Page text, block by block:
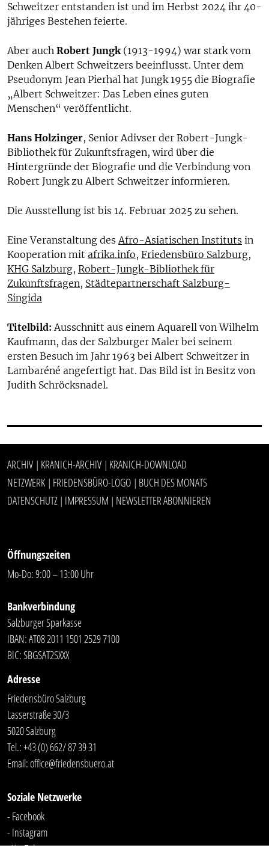
Schweitzer entstanden ist und im Herbst 2024 ihr 40-
jähriges Bestehen feierte.
Aber auch Robert Jungk(1913-1994) war stark vom
Denken Albert Schweitzers beeinflusst. Unter dem
Pseudonym Jean Pierhal hat Jungk 1955 die Biografie
„Albert Schweitzer: Das Leben eines guten
Menschen“ veröffentlicht.
Hans Holzinger, Senior Adivser der Robert-Jungk-
Bibliothek für Zukunftsfragen, wird über die
Hintergründe der Biografie und die Verbindung von
Robert Jungk zu Albert Schweitzer informieren.
Die Ausstellung ist bis 14. Februar 2025 zu sehen.
Eine Veranstaltung desAfro-Asiatischen Instituts in
Kooperation mit afrika.info, Friedensbüro Salzburg,
KHG Salzburg, Robert-Jungk-Bibliothek für
Zukunftsfragen, Städtepartnerschaft Salzburg-
Singida
Titelbild: Ausschnitt aus einem Aquarell von Wilhelm
Kaufmann, das der Salzburger Maler bei seinem
ersten Besuch im Jahr 1963 bei Albert Schweitzer in
Lambaréné angefertigt hat. Das Bild ist in Besitz von
Judith Schröcksnadel.
ARCHIV | KRANICH-ARCHIV | KRANICH-DOWNLOAD
NETZWERK | FRIEDENSBÜRO-LOGO | BUCH DES MONATS
DATENSCHUTZ | IMPRESSUM | NEWSLETTER ABONNIEREN
Öffnungszeiten
Mo-Do: 9:00 – 13:00 Uhr
Bankverbindung
Salzburger Sparkasse
IBAN: AT08 2011 1501 2529 7100
BIC: SBGSAT2SXXX
Adresse
Friedensbüro Salzburg
Lasserstraße 30/3
5020 Salzburg
Tel.:+43 (0) 662/ 87 39 31
Email:office@friedensbuero.at
Soziale Netzwerke
- Facebook
- Instagram